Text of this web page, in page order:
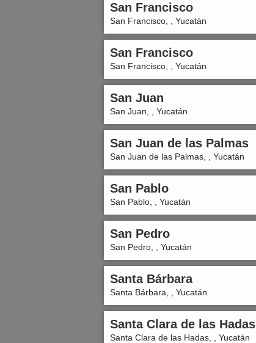
San Francisco
San Francisco, , Yucatán
San Francisco
San Francisco, , Yucatán
San Juan
San Juan, , Yucatán
San Juan de las Palmas
San Juan de las Palmas, , Yucatán
San Pablo
San Pablo, , Yucatán
San Pedro
San Pedro, , Yucatán
Santa Bárbara
Santa Bárbara, , Yucatán
Santa Clara de las Hadas
Santa Clara de las Hadas, , Yucatán